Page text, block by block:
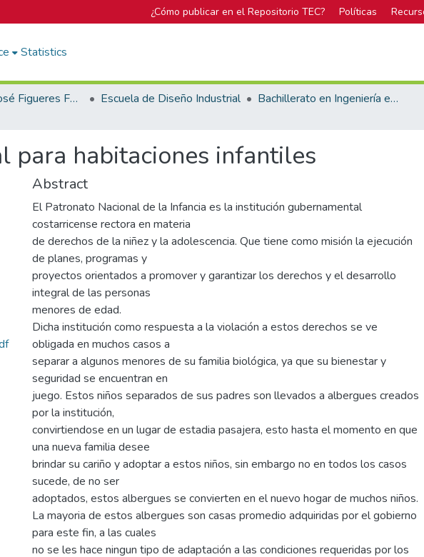
¿Cómo publicar en el Repositorio TEC? Políticas
Statistics
Biblioteca José Figueres Ferrer Escuela de Diseño Industrial
Bachillerato en Ingeniería en Diseño Industrial
para habitaciones infantiles
Abstract
El Patronato Nacional de la Infancia es la institución gubernamental
costarricense rectora en materia
de derechos de la niñez y la adolescencia. Que tiene como misión la ejecución
de planes, programas y
proyectos orientados a promover y garantizar los derechos y el desarrollo
integral de las personas
menores de edad.
Dicha institución como respuesta a la violación a estos derechos se ve
obligada en muchos casos a
separar a algunos menores de su familia biológica, ya que su bienestar y
seguridad se encuentran en
juego. Estos niños separados de sus padres son llevados a albergues creados
por la institución,
convirtiendose en un lugar de estadia pasajera, esto hasta el momento en que
una nueva familia desee
brindar su cariño y adoptar a estos niños, sin embargo no en todos los casos
sucede, de no ser
adoptados, estos albergues se convierten en el nuevo hogar de muchos niños.
La mayoria de estos albergues son casas promedio adquiridas por el gobierno
para este fin, a las cuales
no se les hace ningun tipo de adaptación a las condiciones requeridas por los